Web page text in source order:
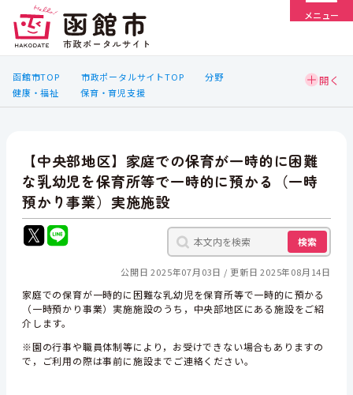
メニュー
函館市TOP 市政ポータルサイトTOP
分野
健康・福祉
保育・育児支援
【中央部地区】家庭での保育が一時的に困難
な乳幼児を保育所等で一時的に預かる（一時
預かり事業）実施施設
検索
公開日 2025年07月03日 更新日 2025年08月14日
家庭での保育が一時的に困難な乳幼児を保育所等で一時的に預かる
（一時預かり事業）実施施設のうち，中央部地区にある施設をご紹
介します。
※園の行事や職員体制等により，お受けできない場合もありますの
で，ご利用の際は事前に施設までご連絡ください。